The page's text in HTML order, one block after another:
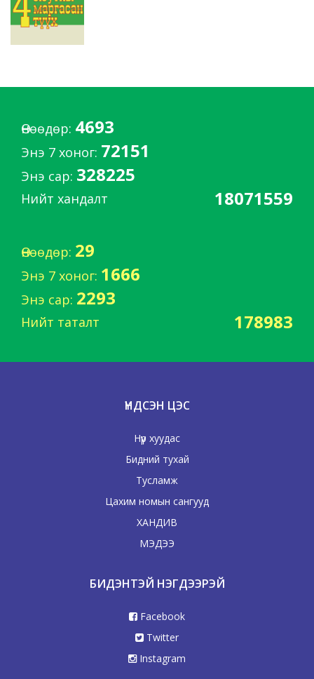
Өнөөдөр: 4693
Энэ 7 хоног: 72151
Энэ сар: 328225
Нийт хандалт 18071559
Өнөөдөр: 29
Энэ 7 хоног: 1666
Энэ сар: 2293
Нийт таталт 178983
ҮНДСЭН ЦЭС
Нүүр хуудас
Бидний тухай
Тусламж
Цахим номын сангууд
ХАНДИВ
МЭДЭЭ
БИДЭНТЭЙ НЭГДЭЭРЭЙ
Facebook
Twitter
Instagram